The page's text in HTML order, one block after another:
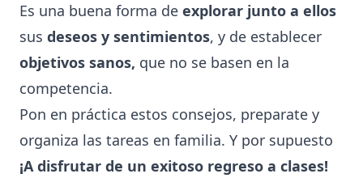
Es una buena forma de explorar junto a ellos
sus deseos y sentimientos, y de establecer
objetivos sanos, que no se basen en la
competencia.
Pon en práctica estos consejos, preparate y
organiza las tareas en familia. Y por supuesto
¡A disfrutar de un exitoso regreso a clases!